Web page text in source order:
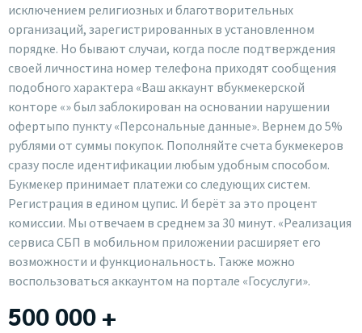
исключением религиозных и благотворительных
организаций, зарегистрированных в установленном
порядке. Но бывают случаи, когда после подтверждения
своей личностина номер телефона приходят сообщения
подобного характера «Ваш аккаунт вбукмекерской
конторе «» был заблокирован на основании нарушении
офертыпо пункту «Персональные данные». Вернем до 5%
рублями от суммы покупок. Пополняйте счета букмекеров
сразу после идентификации любым удобным способом.
Букмекер принимает платежи со следующих систем.
Регистрация в едином цупис. И берёт за это процент
комиссии. Мы отвечаем в среднем за 30 минут. «Реализация
сервиса СБП в мобильном приложении расширяет его
возможности и функциональность. Также можно
воспользоваться аккаунтом на портале «Госуслуги».
500 000 +